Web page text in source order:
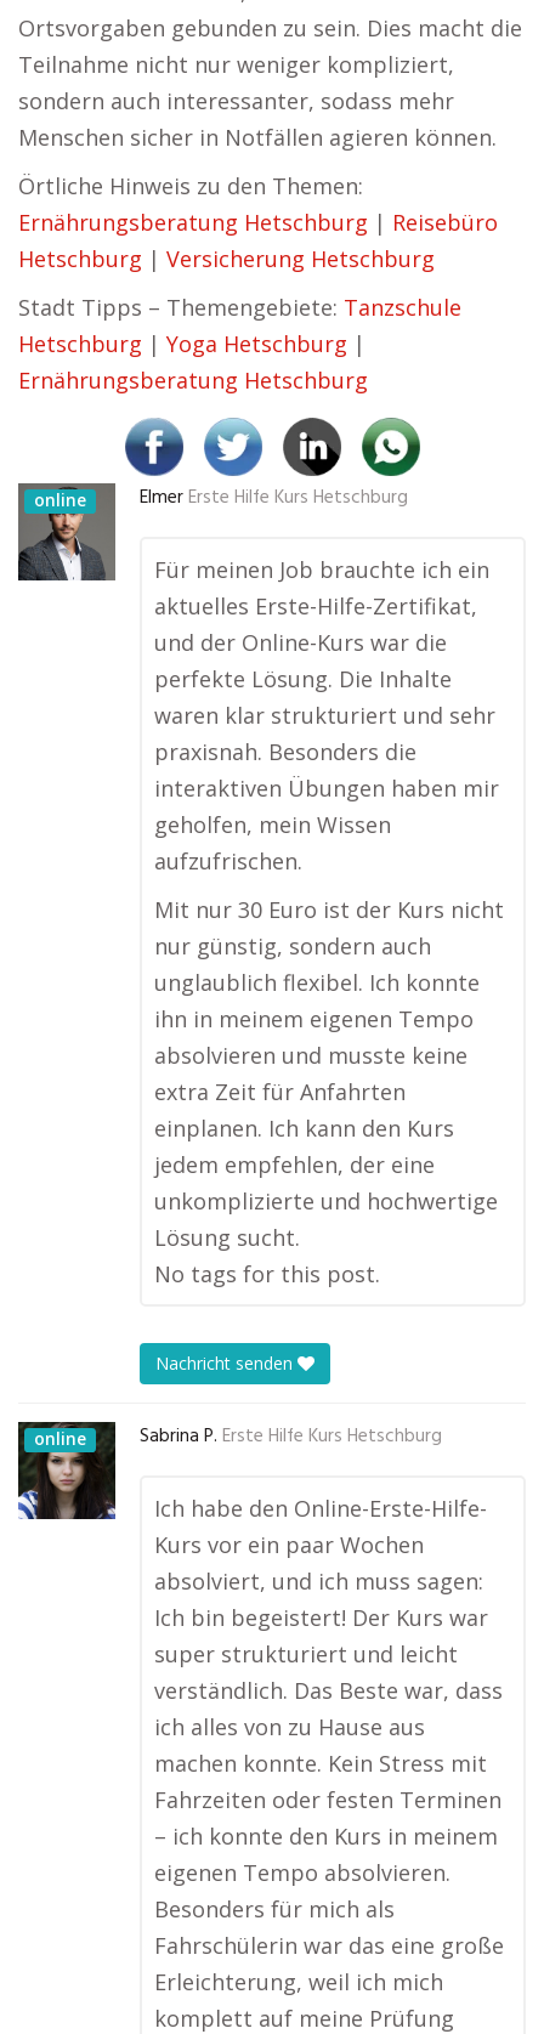
Ortsvorgaben gebunden zu sein. Dies macht die
Teilnahme nicht nur weniger kompliziert,
sondern auch interessanter, sodass mehr
Menschen sicher in Notfällen agieren können.
Örtliche Hinweis zu den Themen:
Ernährungsberatung Hetschburg | Reisebüro
Hetschburg | Versicherung Hetschburg
Stadt Tipps – Themengebiete: Tanzschule
Hetschburg | Yoga Hetschburg |
Ernährungsberatung Hetschburg
online ElmerErste Hilfe Kurs Hetschburg
Für meinen Job brauchte ich ein
aktuelles Erste-Hilfe-Zertifikat,
und der Online-Kurs war die
perfekte Lösung. Die Inhalte
waren klar strukturiert und sehr
praxisnah. Besonders die
interaktiven Übungen haben mir
geholfen, mein Wissen
aufzufrischen.
Mit nur 30 Euro ist der Kurs nicht
nur günstig, sondern auch
unglaublich flexibel. Ich konnte
ihn in meinem eigenen Tempo
absolvieren und musste keine
extra Zeit für Anfahrten
einplanen. Ich kann den Kurs
jedem empfehlen, der eine
unkomplizierte und hochwertige
Lösung sucht.
No tags for this post.
Nachricht senden
online Sabrina P. Erste Hilfe Kurs Hetschburg
Ich habe den Online-Erste-Hilfe-
Kurs vor ein paar Wochen
absolviert, und ich muss sagen:
Ich bin begeistert! Der Kurs war
super strukturiert und leicht
verständlich. Das Beste war, dass
ich alles von zu Hause aus
machen konnte. Kein Stress mit
Fahrzeiten oder festen Terminen
– ich konnte den Kurs in meinem
eigenen Tempo absolvieren.
Besonders für mich als
Fahrschülerin war das eine große
Erleichterung, weil ich mich
komplett auf meine Prüfung